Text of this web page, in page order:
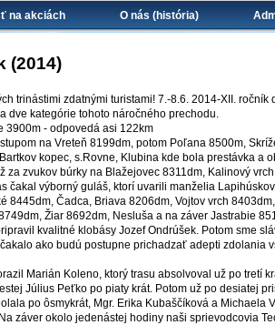
na akciách O nás (história)
(2014)
trinástimi zdatnými turistami! 7.-8.6. 2014-XII.
dve kategórie tohoto náročného prechodu.
3900m - odpovedá asi 122km
na Vreteň 8199dm, potom Poľana 8500m,
kopec, s.Rovne, Klubina kde bola prestávka a
za zvukov búrky na Blažejovec 8311dm, Kalinový
čakal výborný guláš, ktorí uvarili manželia
8445dm, Čadca, Briava 8206dm, Vojtov vrch
Žiar 8692dm, Nesluša a na záver Jastrabie
kvalitné klobásy Jozef Ondrúšek. Potom sme
ako budú postupne prichadzať adepti zdolania
Marián Koleno, ktorý trasu absolvoval už po tretí
Július Peťko po piaty krát. Potom už po desiatej
po ôsmykrát, Mgr. Erika Kubaščíková a Michaela
záver okolo jedenástej hodiny naši sprievodcovia